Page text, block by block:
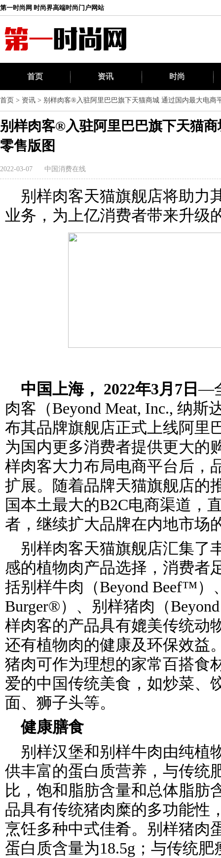
第一时尚网 时尚界高端时尚门户网站
首页 资讯 时尚
首页 > 资讯 > 别样肉客®入驻阿里巴巴旗下天猫商城 通过国内最大电商
别样肉客®入驻阿里巴巴旗下天猫
零售版图
2022-03-07 中国消费在线
别样肉客天猫旗舰店将助力
业务，为上亿消费者带来升级
中国上海， 2022年3月 7 日—
肉客（Beyond Meat, Inc., 纳
布其品牌旗舰店正式上线阿里
为国内更多消费者提供更大的
样肉客大力布局电商平台后，
扩展。随着品牌天猫旗舰店的
国本土最大的B2C电商渠道，
者，继续扩大品牌在内地市场
别样肉客天猫旗舰店汇集了
感的植物肉产品选择，消费者
括别样牛肉（Beyond Beef™）
Burger®）、别样猪肉（
样肉客的产品具有媲美传统动
还有植物肉的健康及环保效益
猪肉可作为理想的家常百搭食
爱的中国传统美食，如炒菜、
面、狮子头等。
健康膳食
别样汉堡和别样牛肉由纯植
供丰富的蛋白质营养，与传统
比，饱和脂肪含量和总体脂肪
品具有传统猪肉糜的多功能性
烹饪多种中式佳肴。别样猪肉
蛋白质含量为18.5g；与传统